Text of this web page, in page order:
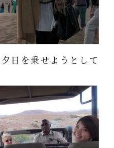
日を乗せようとして